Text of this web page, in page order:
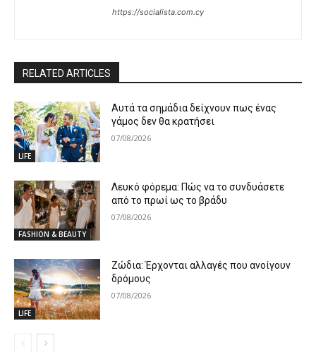
https://socialista.com.cy
RELATED ARTICLES
LIFE
Αυτά τα σημάδια δείχνουν πως ένας
γάμος δεν θα κρατήσει
07/08/2026
FASHION & BEAUTY
Λευκό φόρεμα: Πώς να το συνδυάσετε
από το πρωί ως το βράδυ
07/08/2026
LIFE
Ζώδια: Έρχονται αλλαγές που ανοίγουν
δρόμους
07/08/2026